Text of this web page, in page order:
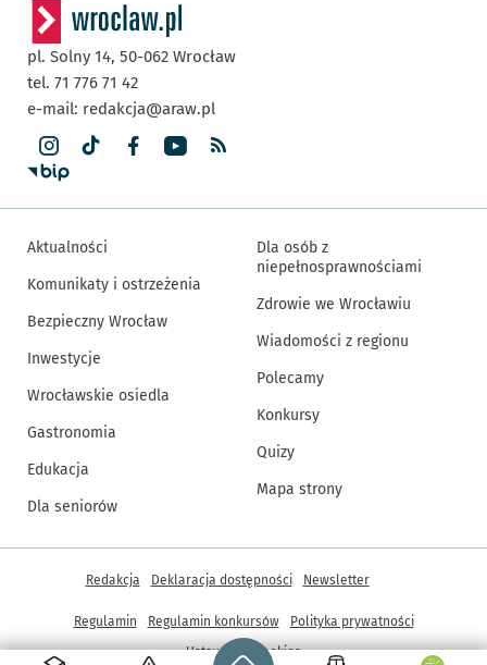
Strona główna - wroclaw.pl
pl. Solny 14, 50-062 Wrocław
tel. 71 776 71 42
e-mail: redakcja@araw.pl
Aktualności
Komunikaty i ostrzeżenia
Bezpieczny Wrocław
Inwestycje
Wrocławskie osiedla
Gastronomia
Edukacja
Dla seniorów
Dla osób z
niepełnosprawnościami
Zdrowie we Wrocławiu
Wiadomości z regionu
Polecamy
Konkursy
Quizy
Mapa strony
Inne informacje
Redakcja Deklaracja dostępności Newsletter
Regulamin Regulamin konkursów
Polityka prywatności
Ustawienia cookies